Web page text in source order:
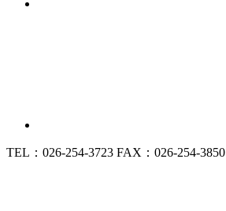
TEL：026-254-3723 FAX：026-254-3850